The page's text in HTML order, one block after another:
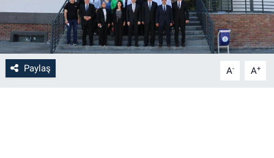
Paylaş A- A+
3.Sayfa
Medya